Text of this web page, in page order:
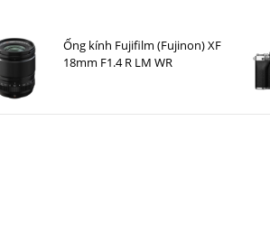
Ống kính Fujifilm (Fujinon) XF
18mm F1.4 R LM WR